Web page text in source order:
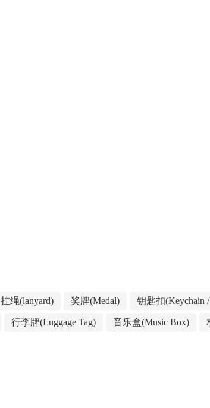
挂绳(lanyard) 奖牌(Medal) 钥匙扣(Keychain
行李牌(Luggage Tag) 音乐盒(Music Box)